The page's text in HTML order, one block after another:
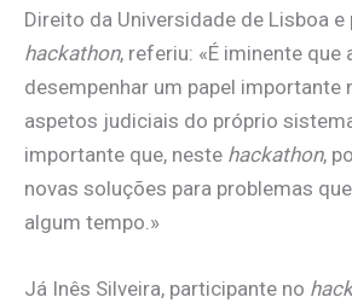
Direito da Universidade de Lisboa
hackathon, referiu: «É iminente que
desempenhar um papel importante
aspetos judiciais do próprio
importante que, neste hackathon,
novas soluções para problemas
algum tempo.»
Já Inês Silveira, participante no